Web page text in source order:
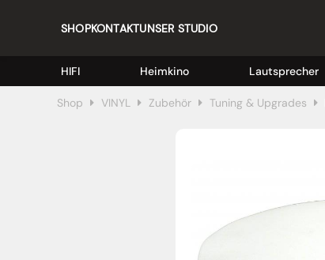
SHOPKONTAKTUNSER STUDIO
HIFI Heimkino Lautsprecher
Shop VINYL Zubehör Tuning & Upgrades